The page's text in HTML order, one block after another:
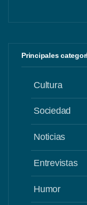
Principales
Cultura
Sociedad
Noticias
Entrevistas
Humor